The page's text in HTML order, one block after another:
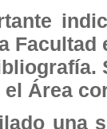
Área
una